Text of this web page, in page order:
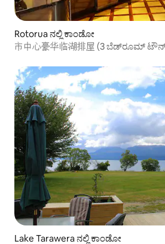
Rotorua ನಲ್ಲಿ ಕಾಂಡೋ
市中心豪华临湖排屋 (3 ಬೆಡ್‌ರೂಮ್
Lake Tarawera ನಲ್ಲಿ ಕಾಂಡೋ